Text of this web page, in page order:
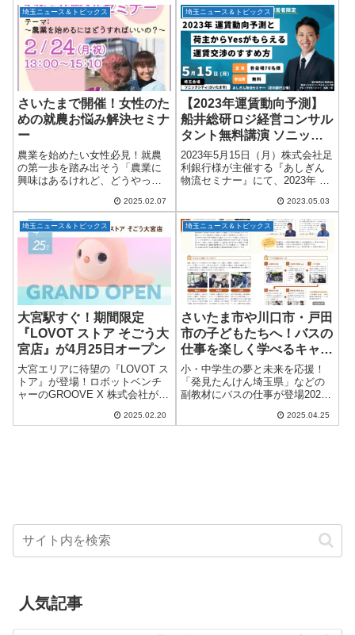
歴史ある味と心のこもった接客
で、時代を超えて愛されるこの
名店は、単なる“...
す旅を始めた。旅の途中で、ガ
リガリくんの当たりを交換して
もらうため走り出した...
埼玉ニュース＆トピックス
さいたまで開催！女性のた
めの就農お悩み解決セミナ
ー
農業を始めたい女性必見！就農
の第一歩を踏み出そう「農業に
興味はあるけれど、どうやって
い…」そんな悩みを抱えている
女性の皆さんに朗報です！株式
会社あぐりーんが主催する「女
性のための就農お悩み解決...
2025.02.07
埼玉ニュース＆トピックス
【2023年運賃動向予測】
船井総研ロジ経営コンサル
タント無料講演 ソニック
シティ
2023年5月15日（月）株式会社足
利銀行様が主催する『あしぎん
物流セミナー』にて、2023年 運
える運賃交渉のすすめ方につい
てお伝えします。2024年問題を
乗り越えるための運賃交渉に...
2023.05.03
埼玉ニュース＆トピックス
大宮駅すぐ！期間限定
『LOVOT ストア そごう大
宮店』が4月25日オープン
大宮エリアに待望の『LOVOT ス
トア』が登場！ロボットベンチ
ャーのGROOVE X 株式会社が、
『LOVOT ストア そごう大宮
2025.02.20
埼玉ニュース＆トピックス
さいたま市や川口市・戸田
市の子どもたちへ！バスの
仕事を楽しく学べるキャリ
ア教育副教材に国際興業が
登場
小・中学生の夢と未来を応援！
「発見たんけん埼玉県」などの
副教材にバスの仕事が登場2025
中学生に配布されるキャリア教
2025.04.25
人気記事